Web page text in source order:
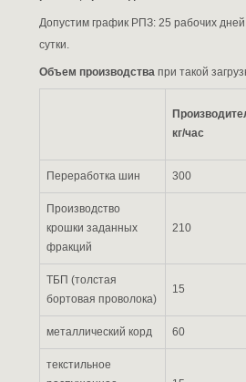
Допустим график РПЗ: 25 рабочих
сутки.
Объем производства при такой
кг/час
Переработка шин 300
Производство
крошки заданных
фракций
210
ТБП (толстая
бортовая проволока)
15
металлический корд 60
текстильное